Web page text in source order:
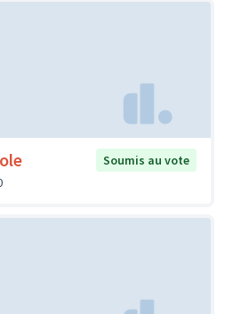
Soumis au vote